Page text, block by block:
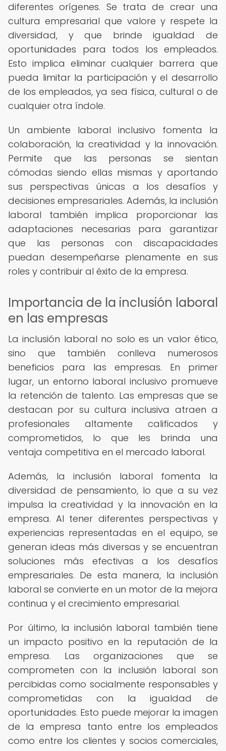
diferentes orígenes. Se trata de crear una
cultura empresarial que valore y respete la
diversidad, y que brinde igualdad de
oportunidades para todos los empleados.
Esto implica eliminar cualquier barrera que
pueda limitar la participación y el desarrollo
de los empleados, ya sea física, cultural o de
cualquier otra índole.
Un ambiente laboral inclusivo fomenta la
colaboración, la creatividad y la innovación.
Permite que las personas se sientan
cómodas siendo ellas mismas y aportando
sus perspectivas únicas a los desafíos y
decisiones empresariales. Además, la inclusión
laboral también implica proporcionar las
adaptaciones necesarias para garantizar
que las personas con discapacidades
puedan desempeñarse plenamente en sus
roles y contribuir al éxito de la empresa.
Importancia de la inclusión laboral
en las empresas
La inclusión laboral no solo es un valor ético,
sino que también conlleva numerosos
beneficios para las empresas. En primer
lugar, un entorno laboral inclusivo promueve
la retención de talento. Las empresas que se
destacan por su cultura inclusiva atraen a
profesionales altamente calificados y
comprometidos, lo que les brinda una
ventaja competitiva en el mercado laboral.
Además, la inclusión laboral fomenta la
diversidad de pensamiento, lo que a su vez
impulsa la creatividad y la innovación en la
empresa. Al tener diferentes perspectivas y
experiencias representadas en el equipo, se
generan ideas más diversas y se encuentran
soluciones más efectivas a los desafíos
empresariales. De esta manera, la inclusión
laboral se convierte en un motor de la mejora
continua y el crecimiento empresarial.
Por último, la inclusión laboral también tiene
un impacto positivo en la reputación de la
empresa. Las organizaciones que se
comprometen con la inclusión laboral son
percibidas como socialmente responsables y
comprometidas con la igualdad de
oportunidades. Esto puede mejorar la imagen
de la empresa tanto entre los empleados
como entre los clientes y socios comerciales,